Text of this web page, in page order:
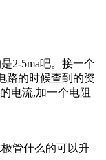
2-5ma吧。接一个
路的时候查到的资
电流,加一个电阻
管什么的可以升